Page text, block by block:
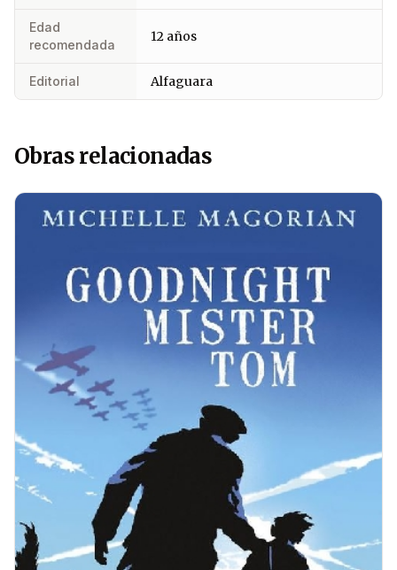
Edad
recomendada
12 años
Editorial Alfaguara
Obras relacionadas